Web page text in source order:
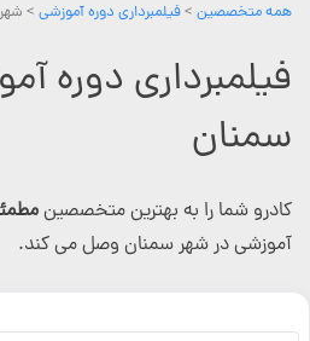
همه متخصصین >فیلمبرداری دوره آموزشی >
فیلمبرداری دوره
سمنان
کادرو شما را به بهترین متخصصین
آموزشی در شهر سمنان وصل می کند.